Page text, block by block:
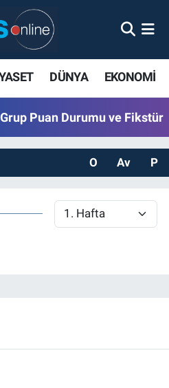
DÜNYA EKONOMİ
Grup Puan Durumu ve Fikstür
O Av P